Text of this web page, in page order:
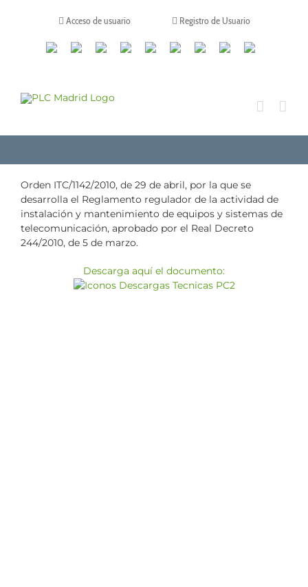
Acceso de usuario Registro de Usuario
CanalesLinkedinYoutubeTiktokFacebookInstagram
X TwitchContacto
Orden ITC/1142/2010, de 29 de abril, por la que se
desarrolla el Reglamento regulador de la actividad de
instalación y mantenimiento de equipos y sistemas de
telecomunicación, aprobado por el Real Decreto
244/2010, de 5 de marzo.
Descarga aquí el documento: